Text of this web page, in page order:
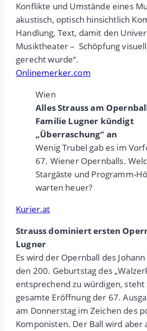
Konflikte und Umstände eines
akustisch, optisch hinsichtlich
Handlung, Text, damit den
Musiktheater – Schöpfung
gerecht wurde“.
Onlinemerker.com
Wien
Alles Strauss am
Familie Lugner kündigt
„Überraschung“ an
Wenig Trubel gab es im
67. Wiener Opernballs.
Stargäste und Programm-
warten heuer?
Kurier.at
Strauss dominiert ersten
Lugner
Es wird der Opernball des
den 200. Geburtstag des
entsprechend zu würdigen, steht
gesamte Eröffnung der 67.
am Donnerstag im Zeichen des
Komponisten. Der Ball wird aber